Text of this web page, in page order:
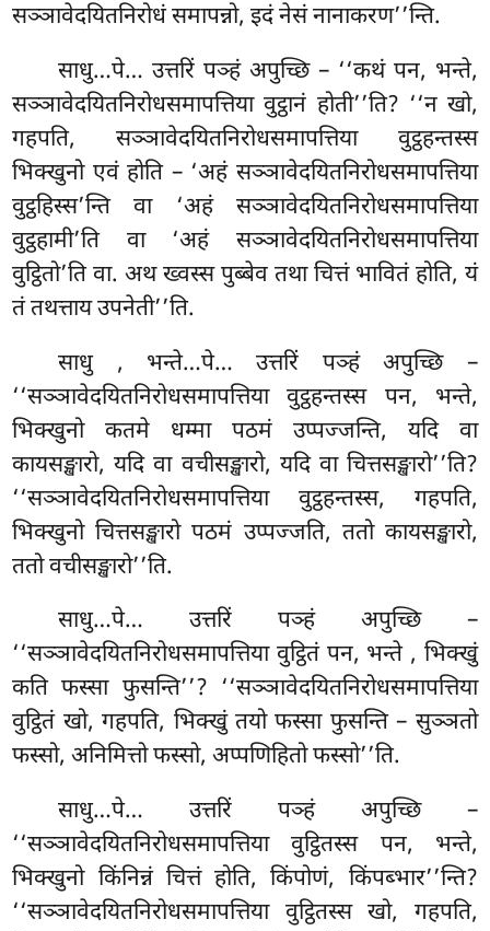
सञ्ञावेदयितनिरोधं समापन्नो, इदं नेसं नानाकरण’’न्ति.
साधु…पे… उत्तरिं पञ्हं अपुच्छि – ‘‘कथं पन, भन्ते,
सञ्ञावेदयितनिरोधसमापत्तिया वुट्ठानं होती’’ति? ‘‘न खो,
गहपति, सञ्ञावेदयितनिरोधसमापत्तिया वुट्ठहन्तस्स
भिक्खुनो एवं होति – ‘अहं सञ्ञावेदयितनिरोधसमापत्तिया
वुट्ठहिस्स’न्ति वा ‘अहं सञ्ञावेदयितनिरोधसमापत्तिया
वुट्ठहामी’ति वा ‘अहं सञ्ञावेदयितनिरोधसमापत्तिया
वुट्ठितो’ति वा. अथ ख्वस्स पुब्बेव तथा चित्तं भावितं होति, यं
तं तथत्ताय उपनेती’’ति.
साधु , भन्ते…पे… उत्तरिं पञ्हं अपुच्छि –
‘‘सञ्ञावेदयितनिरोधसमापत्तिया वुट्ठहन्तस्स पन, भन्ते,
भिक्खुनो कतमे धम्मा पठमं उप्पज्जन्ति, यदि वा
कायसङ्खारो, यदि वा वचीसङ्खारो, यदि वा चित्तसङ्खारो’’ति?
‘‘सञ्ञावेदयितनिरोधसमापत्तिया वुट्ठहन्तस्स, गहपति,
भिक्खुनो चित्तसङ्खारो पठमं उप्पज्जति, ततो कायसङ्खारो,
ततो वचीसङ्खारो’’ति.
साधु…पे… उत्तरिं पञ्हं अपुच्छि –
‘‘सञ्ञावेदयितनिरोधसमापत्तिया वुट्ठितं पन, भन्ते , भिक्खुं
कति फस्सा फुसन्ति’’? ‘‘सञ्ञावेदयितनिरोधसमापत्तिया
वुट्ठितं खो, गहपति, भिक्खुं तयो फस्सा फुसन्ति – सुञ्ञतो
फस्सो, अनिमित्तो फस्सो, अप्पणिहितो फस्सो’’ति.
साधु…पे… उत्तरिं पञ्हं अपुच्छि –
‘‘सञ्ञावेदयितनिरोधसमापत्तिया वुट्ठितस्स पन, भन्ते,
भिक्खुनो किंनिन्नं चित्तं होति, किंपोणं, किंपब्भार’’न्ति?
‘‘सञ्ञावेदयितनिरोधसमापत्तिया वुट्ठितस्स खो, गहपति,